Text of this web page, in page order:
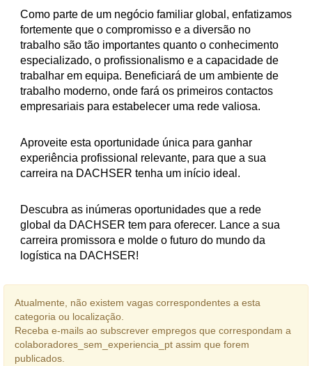
Como parte de um negócio familiar global, enfatizamos
fortemente que o compromisso e a diversão no
trabalho são tão importantes quanto o conhecimento
especializado, o profissionalismo e a capacidade de
trabalhar em equipa. Beneficiará de um ambiente de
trabalho moderno, onde fará os primeiros contactos
empresariais para estabelecer uma rede valiosa.
Aproveite esta oportunidade única para ganhar
experiência profissional relevante, para que a sua
carreira na DACHSER tenha um início ideal.
Descubra as inúmeras oportunidades que a rede
global da DACHSER tem para oferecer. Lance a sua
carreira promissora e molde o futuro do mundo da
logística na DACHSER!
Atualmente, não existem vagas correspondentes a esta
categoria ou localização.
Receba e-mails ao subscrever empregos que correspondam a
colaboradores_sem_experiencia_pt assim que forem
publicados.